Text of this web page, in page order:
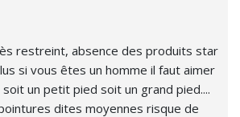
restreint, absence des produits star
si vous êtes un homme il faut aimer
un petit pied soit un grand pied....
dites moyennes risque de